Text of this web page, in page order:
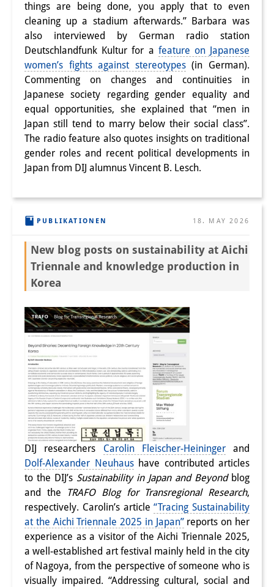
things are being done, you apply that to even
cleaning up a stadium afterwards.” Barbara was
also interviewed by German radio station
Deutschlandfunk Kultur for a feature on Japanese
women’s fights against stereotypes(in German).
Commenting on changes and continuities in
Japanese society regarding gender equality and
equal opportunities, she explained that “men in
Japan still tend to marry below their social class”.
The radio feature also quotes insights on traditional
gender roles and recent political developments in
Japan from DIJ alumnus Vincent B. Lesch.
PUBLIKATIONEN 18. MAY 2026
New blog posts on sustainability at Aichi
Triennale and knowledge production in
Korea
DIJ researchers Carolin Fleischer-Heiningerand
Dolf-Alexander Neuhaushave contributed articles
to the DIJ’s Sustainability in Japan and Beyondblog
and the TRAFO Blog for Transregional Research,
respectively. Carolin’s article“Tracing Sustainability
at the Aichi Triennale 2025 in Japan”reports on her
experience as a visitor of the Aichi Triennale 2025,
a well-established art festival mainly held in the city
of Nagoya, from the perspective of someone who is
visually impaired. “Addressing cultural, social and